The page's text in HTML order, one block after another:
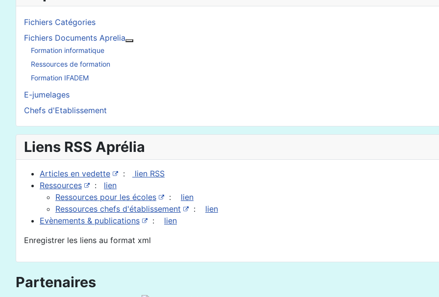
Fichiers Catégories
Fichiers Documents Aprelia
Formation informatique
Ressources de formation
Formation IFADEM
E-jumelages
Chefs d'Etablissement
Liens RSS Aprélia
Articles en vedette :
lien RSS
Ressources
: lien
Ressources pour les écoles
: lien
Ressources chefs d'établissement
: lien
Evènements & publications
: lien
Enregistrer les liens au format xml
Partenaires